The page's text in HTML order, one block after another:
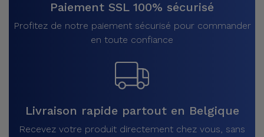
Paiement SSL 100% sécurisé
Profitez de notre paiement sécurisé pour commander
en toute confiance
Livraison rapide partout en Belgique
Recevez votre produit directement chez vous, sans